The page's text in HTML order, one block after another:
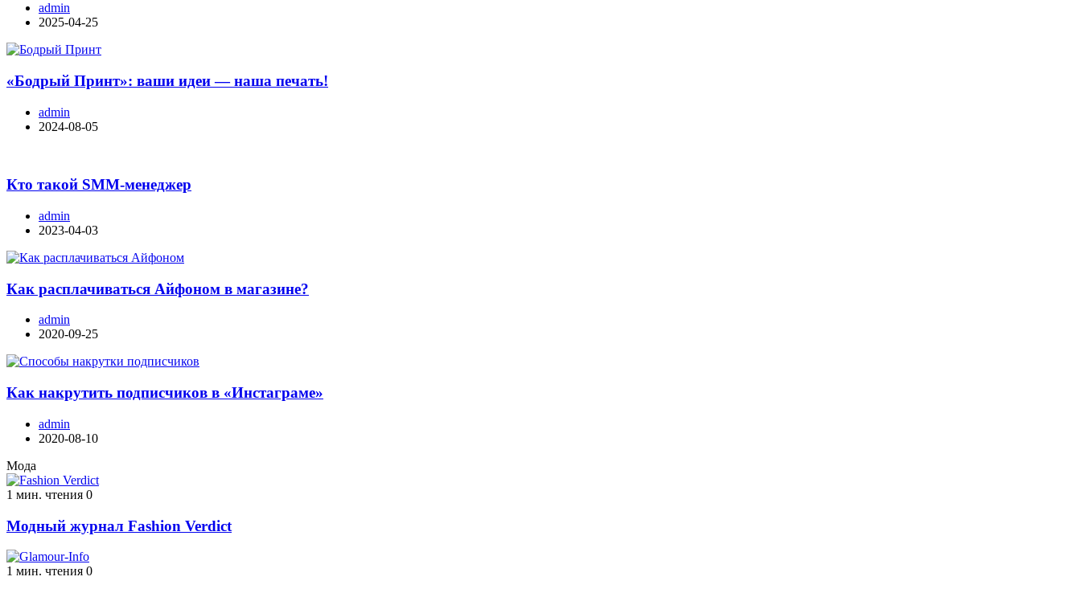
admin
2025-04-25
«Бодрый Принт»: ваши идеи — наша печать!
admin
2024-08-05
Кто такой SMM-менеджер
admin
2023-04-03
Как расплачиваться Айфоном в магазине?
admin
2020-09-25
Как накрутить подписчиков в «Инстаграме»
admin
2020-08-10
Мода
1 мин. чтения 0
Модный журнал Fashion Verdict
1 мин. чтения 0